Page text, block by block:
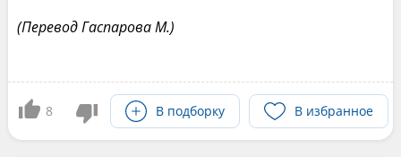
(Перевод Гаспарова М.)
8 В подборку В избранное